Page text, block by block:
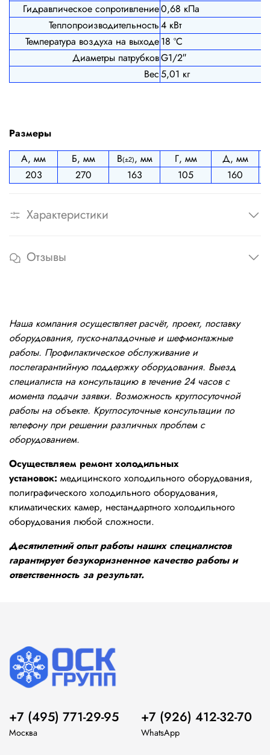
Гидравлическое сопротивление0,68 кПа
Теплопроизводительность4 кВт
Температура воздуха на выходе18 ºС
Диаметры патрубковG1/2″
Вес5,01 кг
Размеры
А, мм
Б, мм В(±2), мм Г, мм
Д, мм
203
270 163 105 160
Характеристики
Отзывы
Наша компания осуществляет расчёт, проект, поставку
оборудования, пуско-наладочные и шеф-монтажные
работы. Профилактическое обслуживание и
послегарантийную поддержку оборудования. Выезд
специалиста на консультацию в течение 24 часов с
момента подачи заявки. Возможность круглосуточной
работы на объекте. Круглосуточные консультации по
телефону при решении различных проблем с
оборудованием.
Осуществляем ремонт холодильных
установок: медицинского холодильного оборудования,
полиграфического холодильного оборудования,
климатических камер, нестандартного холодильного
оборудования любой сложности.
Десятилетний опыт работы наших специалистов
гарантирует безукоризненное качество работы и
ответственность за результат.
+7 (495) 771-29-95
Москва
+7 (926) 412-32-70
WhatsApp